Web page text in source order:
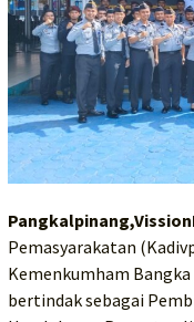
Pemasyarakatan
Kemenkumham
bertindak sebagai